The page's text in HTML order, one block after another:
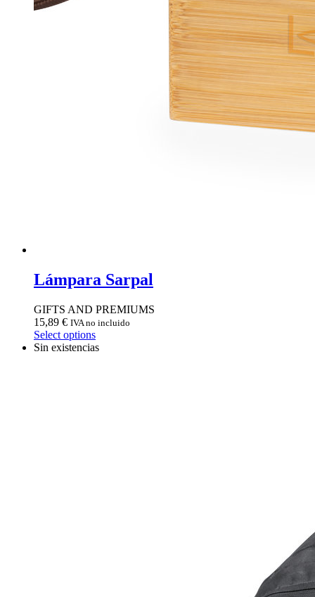
Lámpara Sarpal
GIFTS AND PREMIUMS
15,89 € IVA no incluido
Select options
Sin existencias